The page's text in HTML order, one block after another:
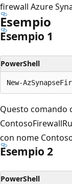
firewall Azure
Esempio
Esempio 1
PowerShell
Questo comando
con nome
Esempio 2
PowerShell